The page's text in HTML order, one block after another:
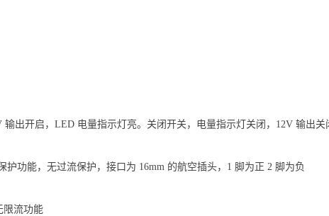
出开启，LED 电量指示灯亮。关闭开关，电量指示灯关闭，12V 输出
功能，无过流保护，接口为 16mm 的航空插头，1 脚为正 2 脚为负
限流功能